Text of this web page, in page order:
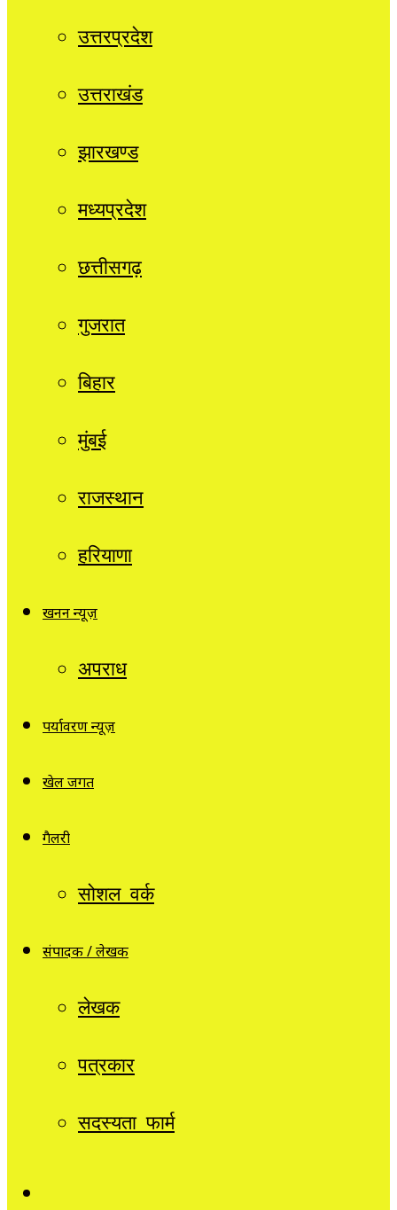
उत्तरप्रदेश
उत्तराखंड
झारखण्ड
मध्यप्रदेश
छत्तीसगढ़
गुजरात
बिहार
मुंबई
राजस्थान
हरियाणा
खनन न्यूज़
अपराध
पर्यावरण न्यूज़
खेल जगत
गैलरी
सोशल वर्क
संपादक / लेखक
लेखक
पत्रकार
सदस्यता फार्म